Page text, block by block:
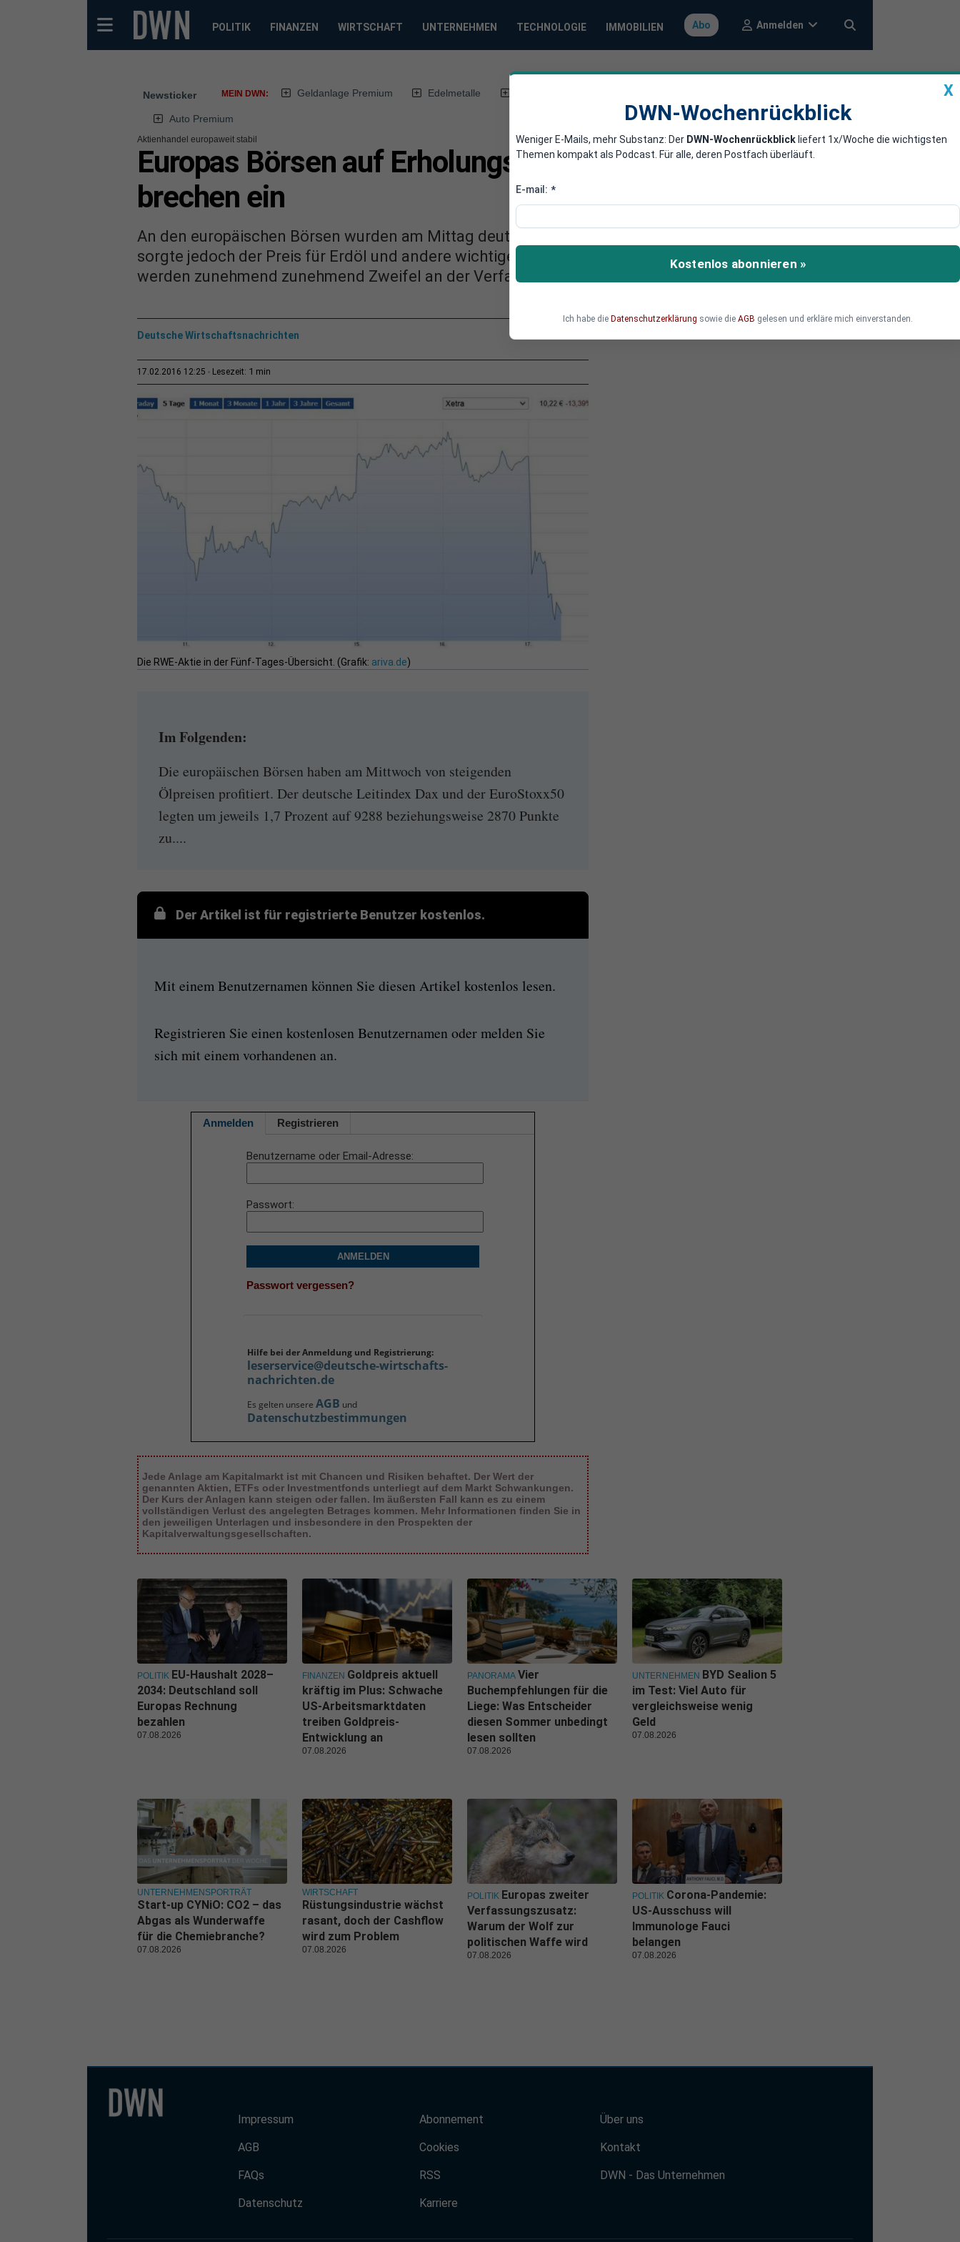
POLITIK FINANZEN WIRTSCHAFT UNTERNEHMEN TECHNOLOGIE IMMOBILIEN Abo Anmelden
Newsticker MEIN DWN: Geldanlage Premium Edelmetalle
Auto Premium
Aktienhandel europaweit stabil
Europas Börsen auf Erholungskurs, RWE-Aktien
brechen ein
An den europäischen Börsen wurden am Mittag deutliche Gewinne verzeichnet. Einmal mehr
sorgte jedoch der Preis für Erdöl und andere wichtige Rohstoffe für Unsicherheit. Insgesamt
werden zunehmend zunehmend Zweifel an der Verfassung der Weltwirtschaft laut.
Deutsche Wirtschaftsnachrichten
17.02.2016 12:25 Lesezeit: 1 min
Die RWE-Aktie in der Fünf-Tages-Übersicht. (Grafik: ariva.de)
Im Folgenden:
Die europäischen Börsen haben am Mittwoch von steigenden
Ölpreisen profitiert. Der deutsche Leitindex Dax und der EuroStoxx50
legten um jeweils 1,7 Prozent auf 9288 beziehungsweise 2870 Punkte
zu....
Der Artikel ist für registrierte Benutzer kostenlos.
Mit einem Benutzernamen können Sie diesen Artikel kostenlos lesen.
Registrieren Sie einen kostenlosen Benutzernamen oder melden Sie
sich mit einem vorhandenen an.
Anmelden Registrieren
Benutzername oder Email-Adresse
Passwort
ANMELDEN
Passwort vergessen?
Hilfe bei der Anmeldung und Registrierung:
leserservice@deutsche-wirtschafts-
nachrichten.de
Es gelten unsere AGB und
Datenschutzbestimmungen
Jede Anlage am Kapitalmarkt ist mit Chancen und Risiken behaftet. Der Wert der
genannten Aktien, ETFs oder Investmentfonds unterliegt auf dem Markt Schwankungen.
Der Kurs der Anlagen kann steigen oder fallen. Im äußersten Fall kann es zu einem
vollständigen Verlust des angelegten Betrages kommen. Mehr Informationen finden Sie in
den jeweiligen Unterlagen und insbesondere in den Prospekten der
Kapitalverwaltungsgesellschaften.
X
DWN-Wochenrückblick
Weniger E-Mails, mehr Substanz: Der DWN-Wochenrückblick liefert 1x/Woche die wichtigsten
Themen kompakt als Podcast. Für alle, deren Postfach überläuft.
E-mail: *
Kostenlos abonnieren »
Ich habe die Datenschutzerklärung sowie die AGB gelesen und erkläre mich einverstanden.
POLITIK EU-Haushalt 2028–
2034: Deutschland soll
Europas Rechnung
bezahlen
07.08.2026
FINANZEN Goldpreis aktuell
kräftig im Plus: Schwache
US-Arbeitsmarktdaten
treiben Goldpreis-
Entwicklung an
07.08.2026
PANORAMA Vier
Buchempfehlungen für die
Liege: Was Entscheider
diesen Sommer unbedingt
lesen sollten
07.08.2026
UNTERNEHMEN BYD Sealion 5
im Test: Viel Auto für
vergleichsweise wenig
Geld
07.08.2026
UNTERNEHMENSPORTRÄT
Start-up CYNiO: CO2 – das
Abgas als Wunderwaffe
für die Chemiebranche?
07.08.2026
WIRTSCHAFT
Rüstungsindustrie wächst
rasant, doch der Cashflow
wird zum Problem
07.08.2026
POLITIK Europas zweiter
Verfassungszusatz:
Warum der Wolf zur
politischen Waffe wird
07.08.2026
POLITIK Corona-Pandemie:
US-Ausschuss will
Immunologe Fauci
belangen
07.08.2026
Impressum
AGB
FAQs
Datenschutz
Abonnement
Cookies
RSS
Karriere
Über uns
Kontakt
DWN - Das Unternehmen